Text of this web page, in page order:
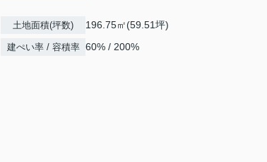
土地面積(坪数) 196.75㎡(59.51坪)
建ぺい率 / 容積率 60% / 200%